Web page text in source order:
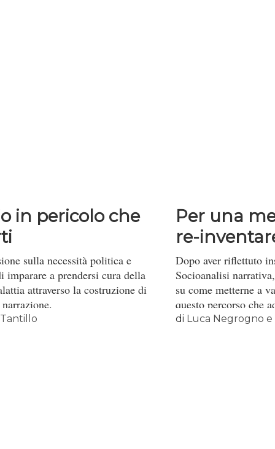
in pericolo che
sulla necessità politica e
imparare a prendersi cura della
attraverso la costruzione di
Per una
re-
Dopo aver riflettuto
Socioanalisi
su come metterne a
questo percorso che
modo contraddittorio
di Luca Negrogno e